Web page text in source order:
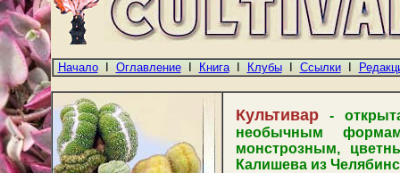
НачалоI ОглавлениеI КнигаI КлубыI СсылкиI
Культивар-
необычным
монстрозным,
Калишева из